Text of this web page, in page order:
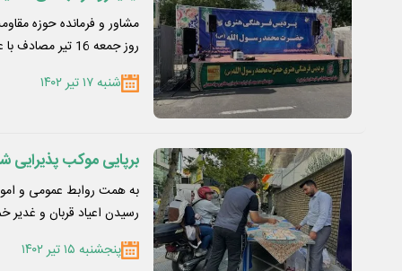
روز جمعه 16 تیر مصادف با عید…
شنبه ۱۷ تیر ۱۴۰۲
برپایی موکب
به همت روابط عمومی و
رسیدن اعیاد قربان و
پنجشنبه ۱۵ تیر ۱۴۰۲